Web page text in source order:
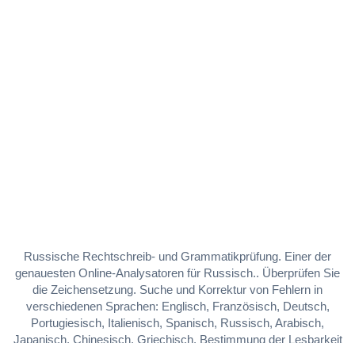
Russische Rechtschreib- und Grammatikprüfung. Einer der
genauesten Online-Analysatoren für Russisch.. Überprüfen Sie
die Zeichensetzung. Suche und Korrektur von Fehlern in
verschiedenen Sprachen: Englisch, Französisch, Deutsch,
Portugiesisch, Italienisch, Spanisch, Russisch, Arabisch,
Japanisch, Chinesisch, Griechisch. Bestimmung der Lesbarkeit